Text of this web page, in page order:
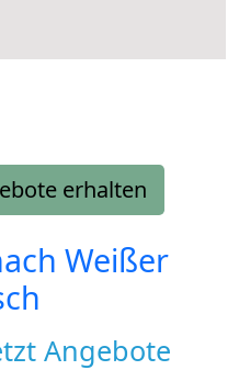
erhalten
Weißer
Angebote